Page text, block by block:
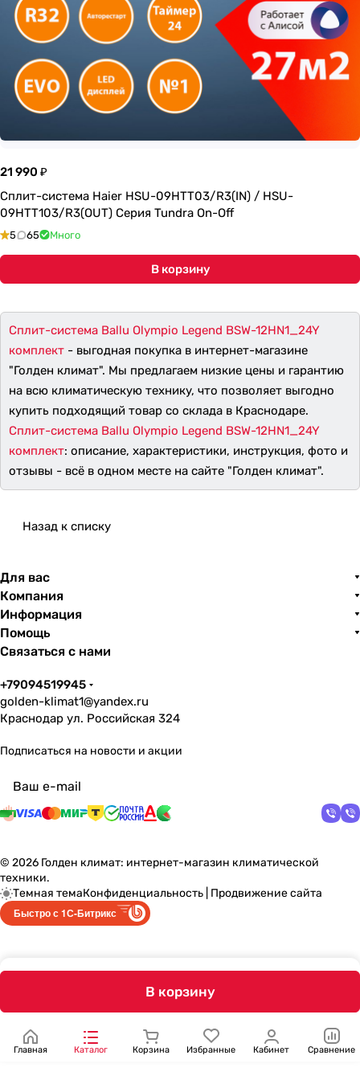
21 990 ₽
Сплит-система Haier HSU-09HTT03/R3(IN) / HSU-
09HTT103/R3(OUT) Серия Tundra On-Off
5 65 Много
В корзину
Сплит-система Ballu Olympio Legend BSW-12HN1_24Y
комплект - выгодная покупка в интернет-магазине
"Голден климат". Мы предлагаем низкие цены и гарантию
на всю климатическую технику, что позволяет выгодно
купить подходящий товар со склада в Краснодаре.
Сплит-система Ballu Olympio Legend BSW-12HN1_24Y
комплект: описание, характеристики, инструкция, фото и
отзывы - всё в одном месте на сайте "Голден климат".
Назад к списку
Для вас
Компания
Информация
Помощь
Связаться с нами
+79094519945
golden-klimat1@yandex.ru
Краснодар ул. Российская 324
Подписаться на новости и акции
© 2026 Голден климат: интернет-магазин климатической
техники.
Темная темаКонфиденциальность Продвижение сайта
Быстро с 1С-Битрикс
В корзину
Главная Каталог Корзина Избранные Кабинет Сравнение